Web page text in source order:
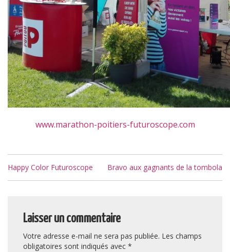
www.marathon-poitiers-futuroscope.com
Navigation
de
l’article
Happy Color Futuroscope Bravo aux gagnants de la tombola
Laisser un commentaire
Votre adresse e-mail ne sera pas publiée. Les champs
obligatoires sont indiqués avec *